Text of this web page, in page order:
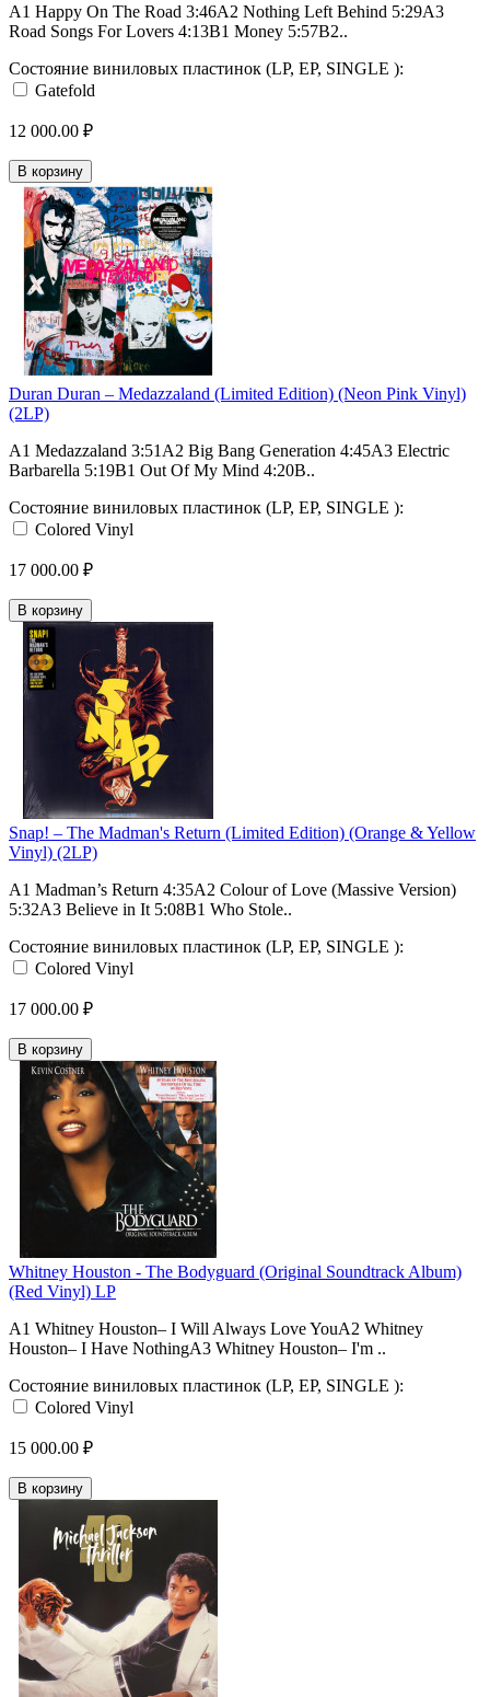
A1 Happy On The Road 3:46A2 Nothing Left Behind 5:29A3
Road Songs For Lovers 4:13B1 Money 5:57B2..
Состояние виниловых пластинок (LP, EP, SINGLE ):
Gatefold
12 000.00 ₽
В корзину
Duran Duran – Medazzaland (Limited Edition) (Neon Pink Vinyl)
(2LP)
A1 Medazzaland 3:51A2 Big Bang Generation 4:45A3 Electric
Barbarella 5:19B1 Out Of My Mind 4:20B..
Состояние виниловых пластинок (LP, EP, SINGLE ):
Colored Vinyl
17 000.00 ₽
В корзину
Snap! – The Madman's Return (Limited Edition) (Orange & Yellow
Vinyl) (2LP)
A1 Madman’s Return 4:35A2 Colour of Love (Massive Version)
5:32A3 Believe in It 5:08B1 Who Stole..
Состояние виниловых пластинок (LP, EP, SINGLE ):
Colored Vinyl
17 000.00 ₽
В корзину
Whitney Houston - The Bodyguard (Original Soundtrack Album)
(Red Vinyl) LP
A1 Whitney Houston– I Will Always Love YouA2 Whitney
Houston– I Have NothingA3 Whitney Houston– I'm ..
Состояние виниловых пластинок (LP, EP, SINGLE ):
Colored Vinyl
15 000.00 ₽
В корзину